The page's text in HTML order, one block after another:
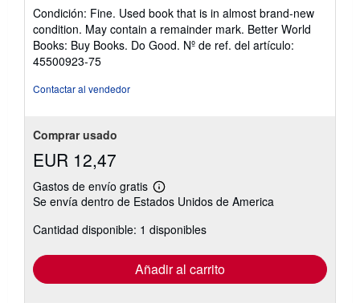
del
vendedor:
5
de
Condición: Fine. Used book that is in almost brand-new
condition. May contain a remainder mark. Better World
Books: Buy Books. Do Good. Nº de ref. del artículo:
45500923-75
Contactar al vendedor
Comprar usado
EUR 12,47
Gastos de envío gratis
Más
información
las
tarifas
envío
Se envía dentro de Estados Unidos de America
Cantidad disponible: 1 disponibles
Añadir al carrito